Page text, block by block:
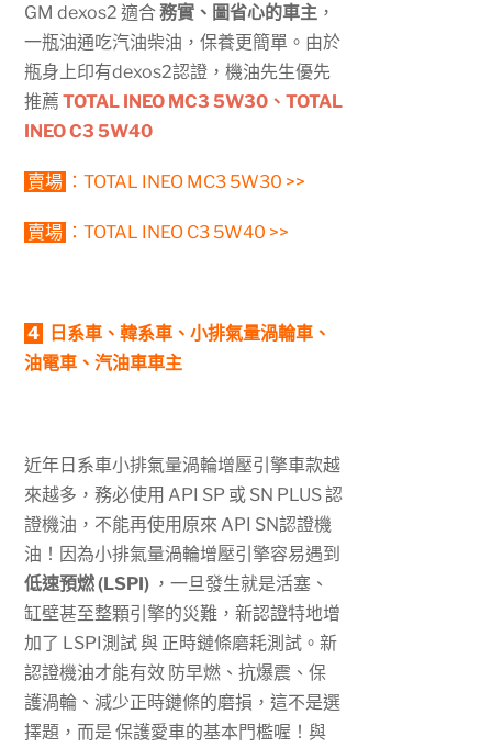
GM dexos2 適合務實、圖省心的車主 ，
一瓶油通吃汽油柴油，保養更簡單。由於
瓶身上印有dexos2認證，機油先生優先
推薦 TOTAL INEO MC3 5W30、TOTAL
INEO C3 5W40
賣場 ：TOTAL INEO MC3 5W30 >>
賣場 ：TOTAL INEO C3 5W40 >>
4
日系車、韓系車、小排氣量渦輪車、
油電車、汽油車車主
近年日系車小排氣量渦輪增壓引擎車款越
來越多，務必使用 API SP 或 SN PLUS 認
證機油，不能再使用原來 API SN認證機
油！因為小排氣量渦輪增壓引擎容易遇到
低速預燃 (LSPI) ，一旦發生就是活塞、
缸壁甚至整顆引擎的災難，新認證特地增
加了 LSPI測試 與 正時鏈條磨耗測試。新
認證機油才能有效 防早燃、抗爆震、保
護渦輪、減少正時鏈條的磨損，這不是選
擇題，而是 保護愛車的基本門檻喔！與